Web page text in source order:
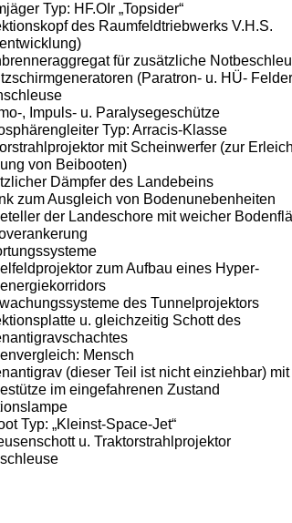
Typ: HF.OIr „Topsider“
des Raumfeldtriebwerks V.H.S.
für zusätzliche
(Paratron- u. HÜ-
, Impuls- u. Paralysegeschütze
Typ: Arracis-Klasse
mit Scheinwerfer (zur
von Beibooten)
Dämpfer des Landebeins
zum Ausgleich von Bodenunebenheiten
der Landeschore mit weicher
zum Aufbau eines Hyper­
des Tunnelprojektors
u. gleichzeitig Schott des
Mensch
(dieser Teil ist nicht einziehbar)
im eingefahrenen Zustand
Typ: „Kleinst-Space-Jet“
u. Traktorstrahlprojektor